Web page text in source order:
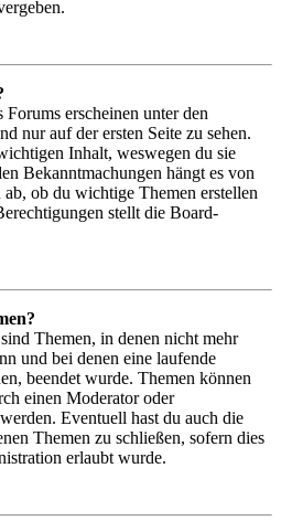
erscheinen unter den
nur auf der ersten Seite zu sehen.
Inhalt, weswegen du sie
Bekanntmachungen hängt es von
ob du wichtige Themen erstellen
stellt die Board-
Themen, in denen nicht mehr
und bei denen eine laufende
beendet wurde. Themen können
einen Moderator oder
Eventuell hast du auch die
Themen zu schließen, sofern dies
erlaubt wurde.